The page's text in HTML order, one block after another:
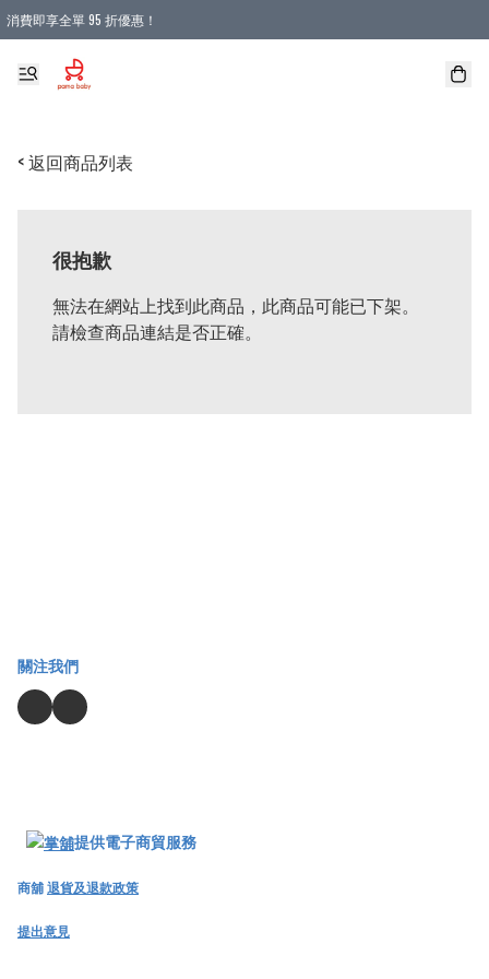
消費即享全單 95 折優惠！
購物滿 HKD 900.00即享免運費優惠！（適用於 本地送貨、本地取貨 )
< 返回商品列表
很抱歉
無法在網站上找到此商品，此商品可能已下架。
請檢查商品連結是否正確。
關注我們
提供電子商貿服務
商舖退貨及退款政策
提出意見